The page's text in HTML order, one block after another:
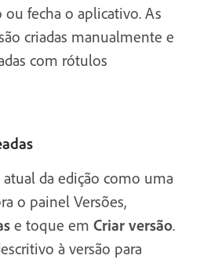
ou fecha o aplicativo. As
criadas manualmente e
com rótulos
atual da edição como uma
o painel Versões,
e toque em Criar versão.
à versão para